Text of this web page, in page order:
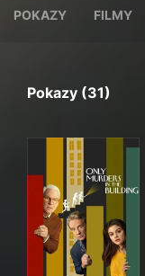
POKAZY FILMY
Pokazy (31)